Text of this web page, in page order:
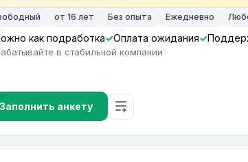
от 16 лет Без опыта Ежедневно
как подработка Оплата ожидания
в стабильной компании
Заполнить анкету